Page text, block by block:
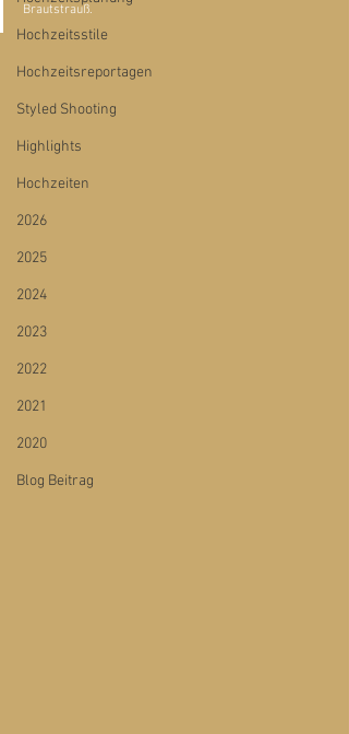
Hochzeitsstile
Hochzeitsreportagen
Styled Shooting
Highlights
Hochzeiten
2026
2025
2024
2023
2022
2021
2020
Blog Beitrag
Brautstrauß.